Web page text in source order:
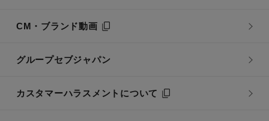
CM・ブランド動画
グループセブジャパン
カスタマーハラスメントについて